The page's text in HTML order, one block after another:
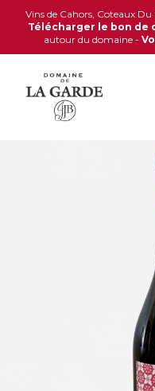
Vins de Cahors, Coteaux
Télécharger le bon de
autour du domaine -